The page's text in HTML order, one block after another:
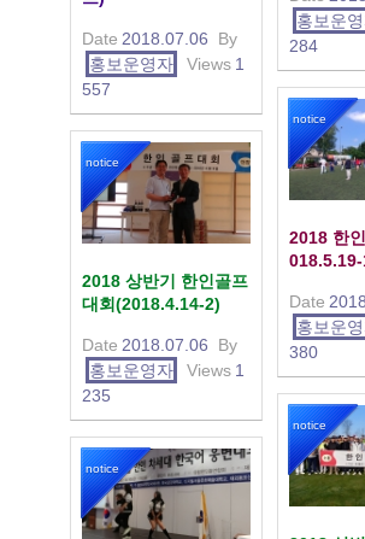
홍보운
284
Date 2018.07.06
By
홍보운영자
Views 1
557
notice
2018 한
018.5.19-
Date
홍보운
380
notice
2018 상반기 한인골프
대회(2018.4.14-2)
Date 2018.07.06
By
홍보운영자
Views 1
235
notice
notice